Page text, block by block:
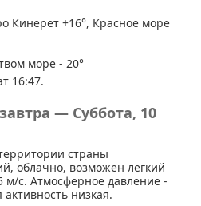
Кинерет +16°, Красное море
море - 20°
16:47.
— Суббота, 10
страны
облачно, возможен легкий
м/с. Атмосферное давление -
низкая.